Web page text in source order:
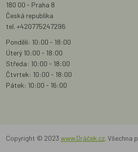
180 00 - Praha 8
Česká republika
tel. +420775247296
Pondělí: 10:00 - 18:00
Úterý 10:00 - 18:00
Středa: 10:00 - 18:00
Čtvrtek: 10:00 - 18:00
Pátek: 10:00 - 16:00
Copyright © 2023 www.Dráček.cz. Všechna